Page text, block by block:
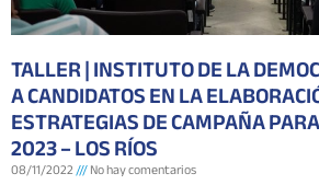
TALLER | INSTITUTO DE LA
A CANDIDATOS EN LA
ESTRATEGIAS DE CAMPAÑA
2023 – LOS RÍOS
08/11/2022 No hay comentarios